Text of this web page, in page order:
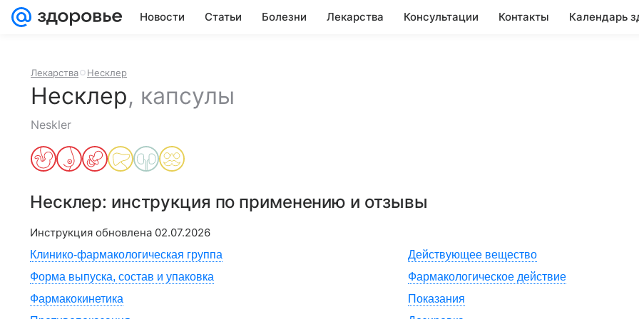
Новости Статьи Болезни Лекарства Консультации Контакты Календарь
Лекарства Несклер
Несклер, капсулы
Neskler
Несклер: инструкция по применению и отзывы
Инструкция обновлена 02.07.2026
Клинико-фармакологическая группа
Действующее вещество
Форма выпуска, состав и упаковка
Фармакологическое действие
Фармакокинетика
Показания